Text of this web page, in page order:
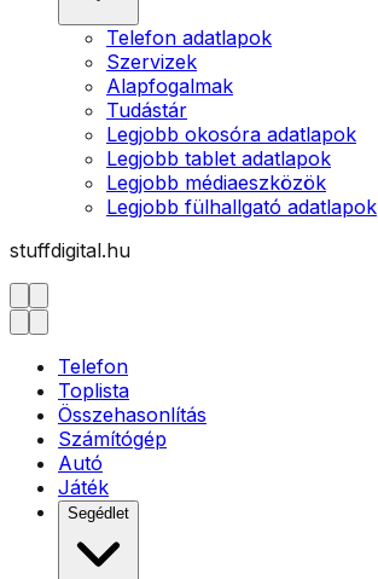
Telefon adatlapok
Szervizek
Alapfogalmak
Tudástár
Legjobb okosóra adatlapok
Legjobb tablet adatlapok
Legjobb médiaeszközök
Legjobb fülhallgató adatlapok
stuffdigital.hu
Telefon
Toplista
Összehasonlítás
Számítógép
Autó
Játék
Segédlet